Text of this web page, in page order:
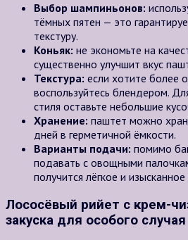
Выбор шампиньонов:
тёмных пятен — это
текстуру.
Коньяк: не экономьте на
существенно улучшит вкус
Текстура: если хотите более
воспользуйтесь блендером.
стиля оставьте небольшие
Хранение: паштет можно
дней в герметичной ёмкости.
Варианты подачи: помимо
подавать с овощными
получится лёгкое и
Лососёвый рийет с крем-
закуска для особого случая